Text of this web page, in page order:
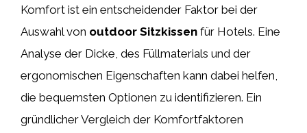
Komfort ist ein entscheidender Faktor bei der
Auswahl von outdoor Sitzkissen für Hotels. Eine
Analyse der Dicke, des Füllmaterials und der
ergonomischen Eigenschaften kann dabei helfen,
die bequemsten Optionen zu identifizieren. Ein
gründlicher Vergleich der Komfortfaktoren